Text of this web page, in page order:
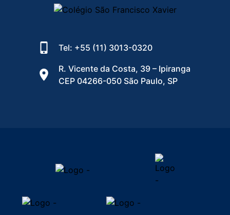
Tel: +55 (11) 3013-0320
R. Vicente da Costa, 39 – Ipiranga
CEP 04266-050 São Paulo, SP